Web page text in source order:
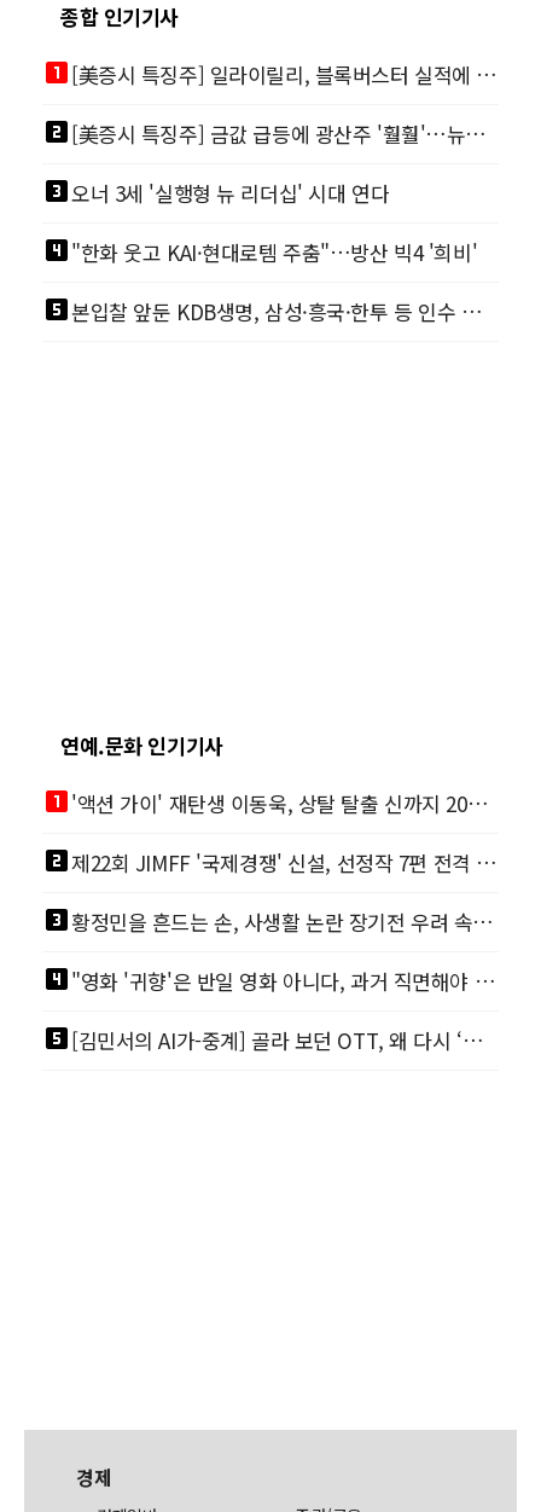
종합 인기기사
looks_one [美증시 특징주] 일라이릴리, 블록버스터 실적에 급등…마운자로 매출 폭발
looks_two [美증시 특징주] 금값 급등에 광산주 '훨훨'…뉴몬트·바릭마이닝 주도
looks_3오너 3세 '실행형 뉴 리더십' 시대 연다
looks_4"한화 웃고 KAI·현대로템 주춤"…방산 빅4 '희비'
looks_5 본입찰 앞둔 KDB생명, 삼성·흥국·한투 등 인수 각축전
연예.문화 인기기사
looks_one '액션 가이' 재탄생 이동욱, 상탈 탈출 신까지 200% 직접 소화
looks_two 제22회 JIMFF '국제경쟁' 신설, 선정작 7편 전격 공개
looks_3 황정민을 흔드는 손, 사생활 논란 장기전 우려 속 영화계도 리스크
looks_4 "영화 '귀향'은 반일 영화 아니다, 과거 직면해야 한다"
looks_5 [김민서의 AI가-중계] 골라 보던 OTT, 왜 다시 ‘본방 사수’를 부르나
경제